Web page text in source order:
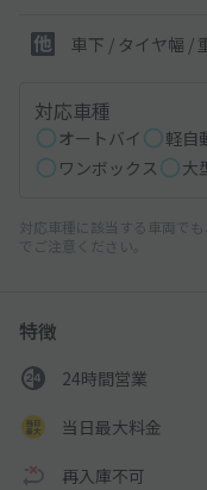
車下 / タイヤ幅 /
対応車種
オートバイ 軽自
ワンボックス
大
対応車種に該当する車両で
でご注意ください。
特徴
24時間営業
当日最大料金
再入庫不可